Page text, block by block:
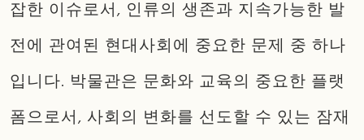
잡한 이슈로서, 인류의 생존과 지속가능한 발
전에 관여된 현대사회에 중요한 문제 중 하나
입니다. 박물관은 문화와 교육의 중요한 플랫
폼으로서, 사회의 변화를 선도할 수 있는 잠재